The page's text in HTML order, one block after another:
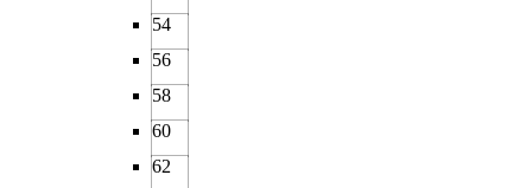
54
56
58
60
62